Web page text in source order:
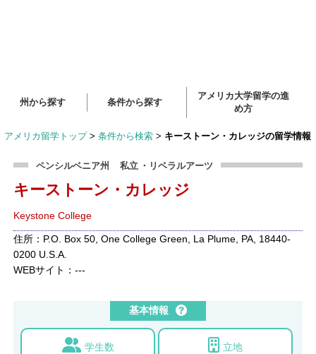
州から探す 条件から探す
アメリカ大学留学の進
め方
アメリカ留学トップ > 条件から検索 > キーストーン・カレッジの留学情報
ペンシルベニア州 私立 ・リベラルアーツ
キーストーン・カレッジ
Keystone College
住所：P.O. Box 50, One College Green, La Plume, PA, 18440-
0200 U.S.A.
WEBサイト：---
基本情報
学生数 立地